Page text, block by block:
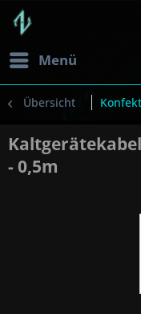
Menü
Übersicht
- 0,5m